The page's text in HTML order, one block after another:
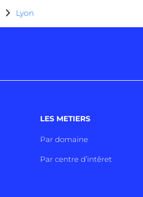
Lyon
LES METIERS
Par domaine
Par centre d’intêret